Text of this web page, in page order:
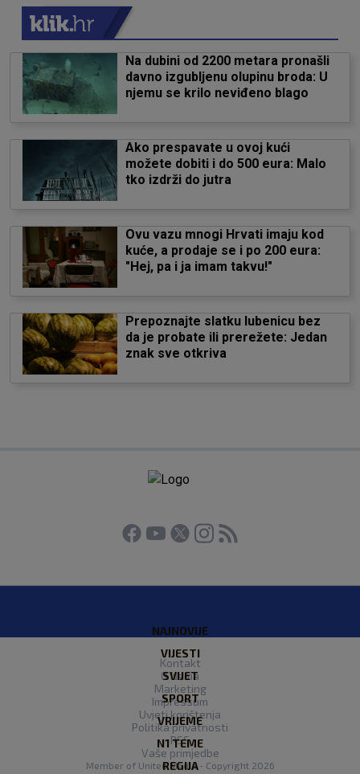
Na dubini od 2200 metara pronašli
davno izgubljenu olupinu broda: U
njemu se krilo neviđeno blago
Ako prespavate u ovoj kući
možete dobiti i do 500 eura: Malo
tko izdrži do jutra
Ovu vazu mnogi Hrvati imaju kod
kuće, a prodaje se i po 200 eura:
"Hej, pa i ja imam takvu!"
Prepoznajte slatku lubenicu bez
da je probate ili prerežete: Jedan
znak sve otkriva
NAJNOVIJE
VIJESTI
SVIJET
SPORT
VRIJEME
N1 TEME
REGIJA
Kontakt
O Nama
Marketing
Impressum
Uvjeti korištenja
Politika privatnosti
RSS
Vaše primjedbe
Member of United Media- Copyright 2026